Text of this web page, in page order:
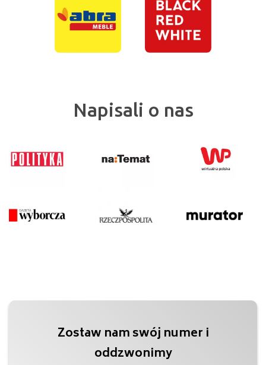
Napisali o nas
Zostaw nam swój numer i
oddzwonimy